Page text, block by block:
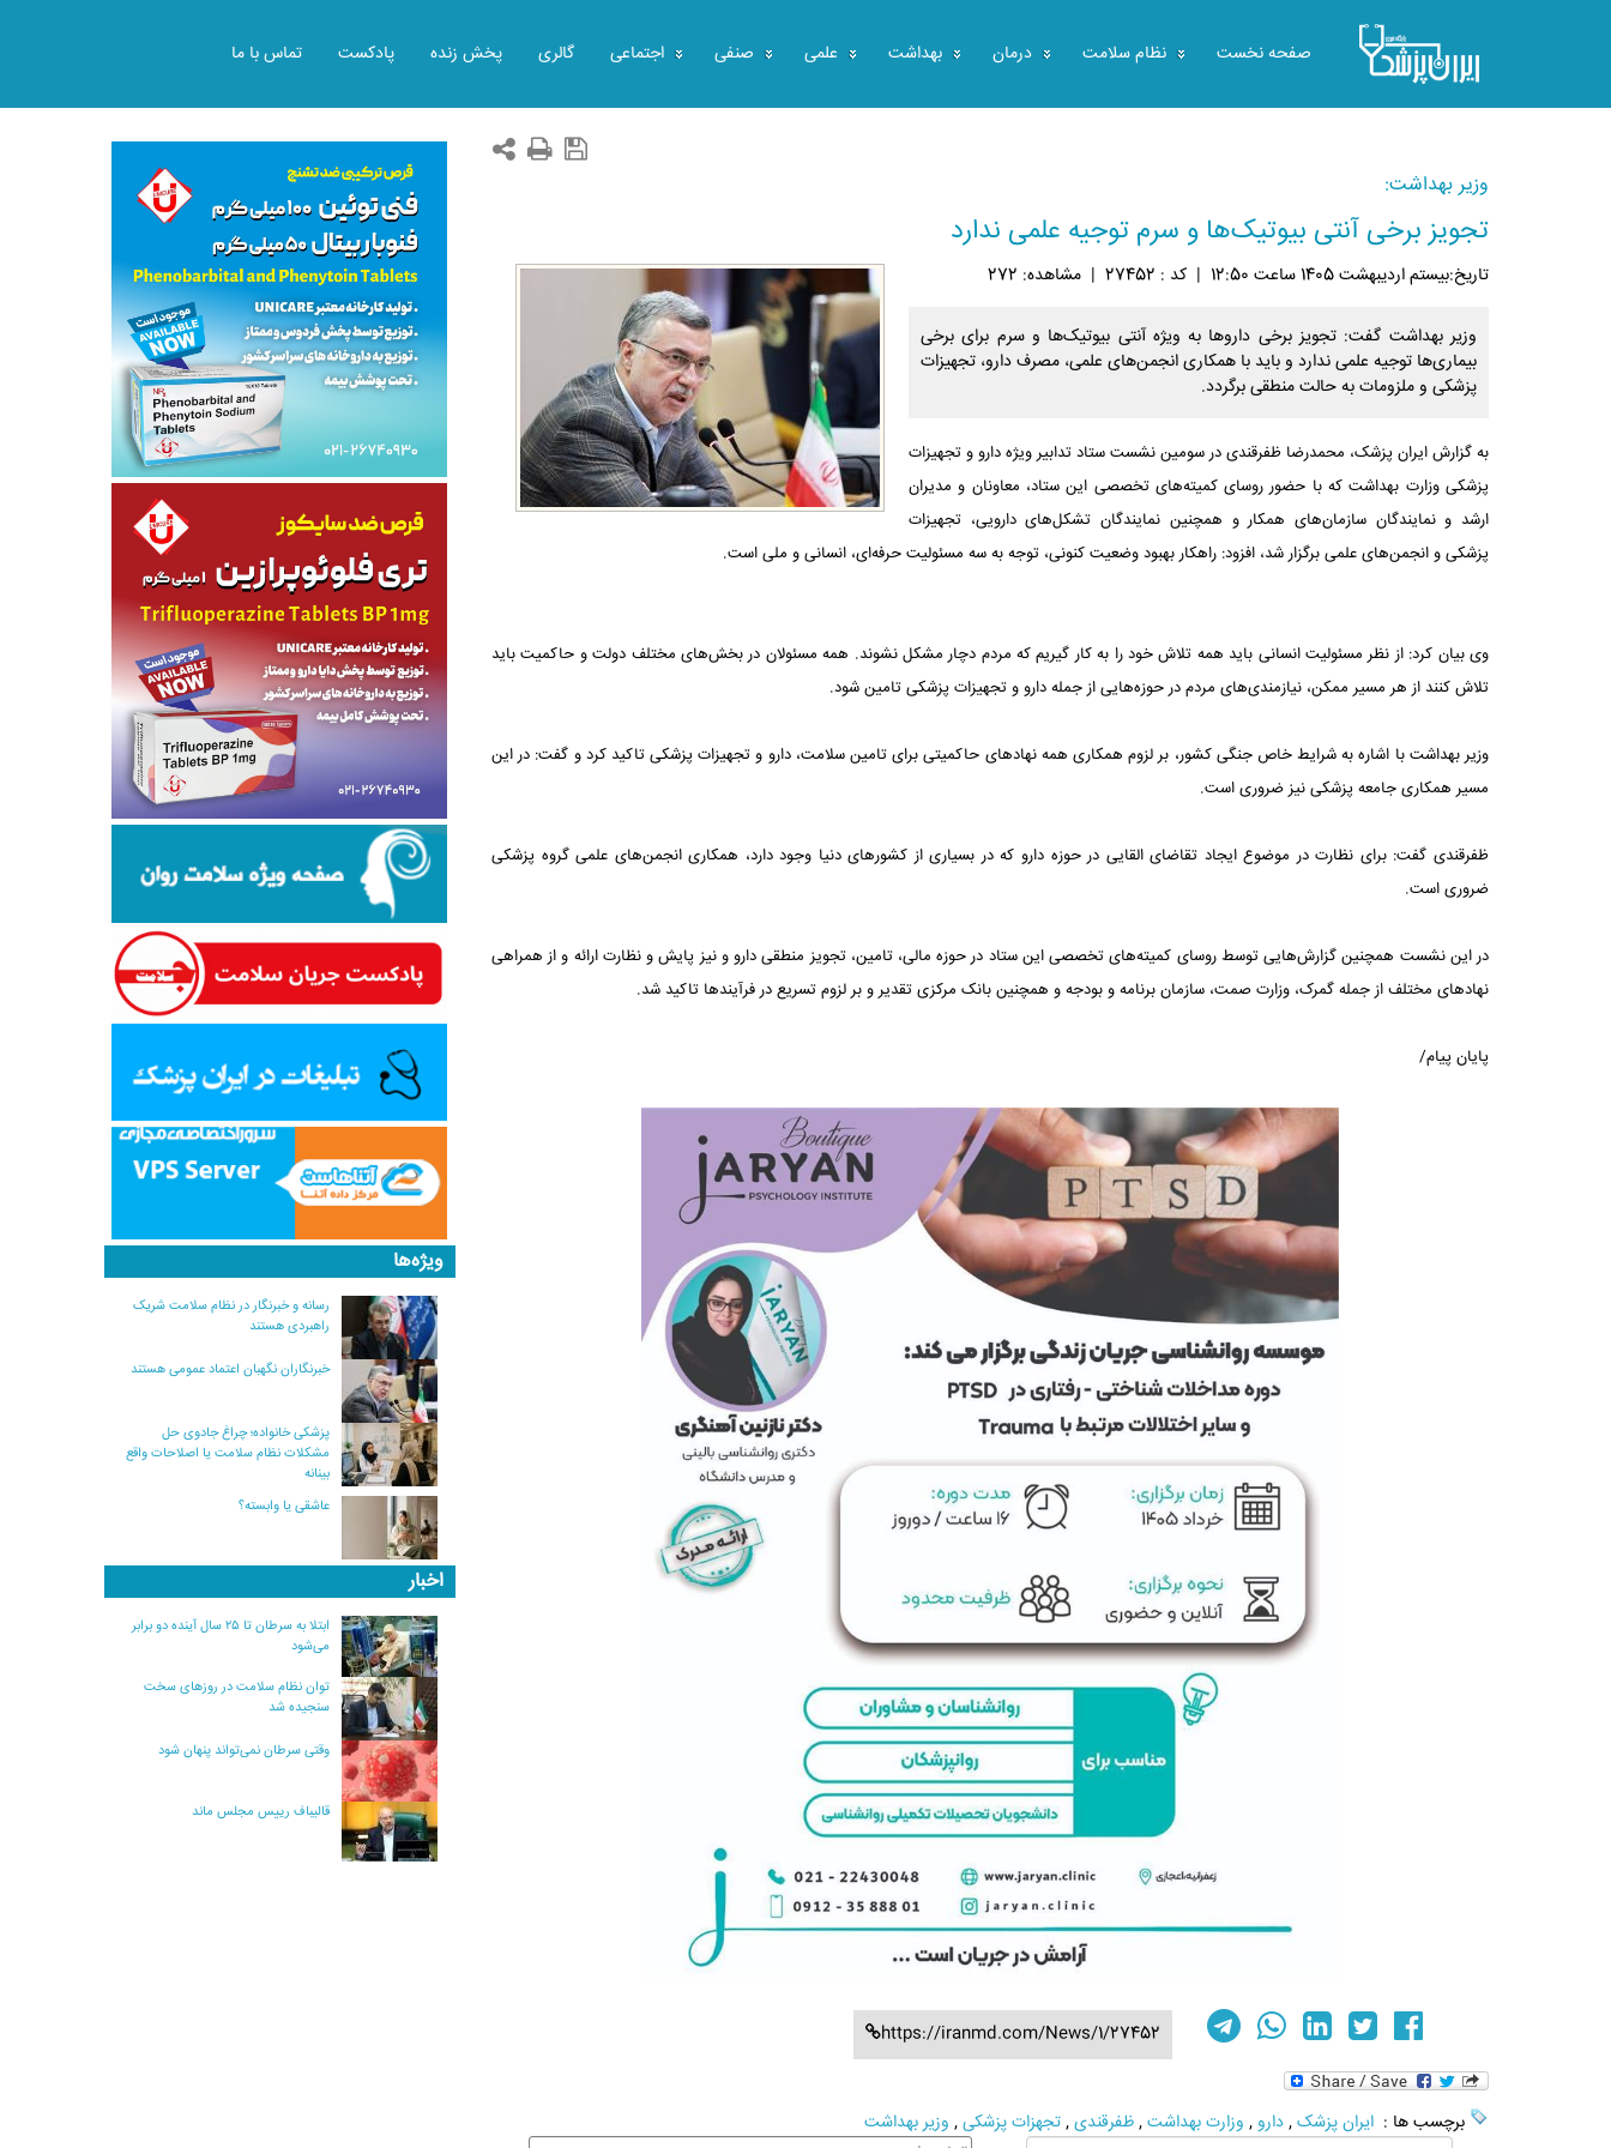
صفحه نخست نظام سلامت درمان بهداشت علمی صنفی اجتماعی گالری پخش زنده پادکست تماس با ما
وزیر بهداشت:
تجویز برخی آنتی بیوتیک‌ها و سرم توجیه علمی ندارد
تاريخ:بيستم ارديبهشت 1405 ساعت 12:50 | کد : 27452 | مشاهده: 272
وزیر بهداشت گفت: تجویز برخی داروها به ویژه آنتی بیوتیک‌ها و سرم برای برخی
بیماری‌ها توجیه علمی ندارد و باید با همکاری انجمن‌های علمی، مصرف دارو، تجهیزات
پزشکی و ملزومات به حالت منطقی برگردد.
به گزارش ایران پزشک، محمدرضا ظفرقندی در سومین نشست ستاد تدابیر ویژه دارو و تجهیزات
پزشکی وزارت بهداشت که با حضور روسای کمیته‌های تخصصی این ستاد، معاونان و مدیران
ارشد و نمایندگان سازمان‌های همکار و همچنین نمایندگان تشکل‌های دارویی، تجهیزات
پزشکی و انجمن‌های علمی برگزار شد، افزود: راهکار بهبود وضعیت کنونی، توجه به سه مسئولیت حرفه‌ای، انسانی و ملی است.
وی بیان کرد: از نظر مسئولیت انسانی باید همه تلاش خود را به کار گیریم که مردم دچار مشکل نشوند. همه مسئولان در بخش‌های مختلف دولت و حاکمیت باید
تلاش کنند از هر مسیر ممکن، نیازمندی‌های مردم در حوزه‌هایی از جمله دارو و تجهیزات پزشکی تامین شود.
وزیر بهداشت با اشاره به شرایط خاص جنگی کشور، بر لزوم همکاری همه نهادهای حاکمیتی برای تامین سلامت، دارو و تجهیزات پزشکی تاکید کرد و گفت: در این
مسیر همکاری جامعه پزشکی نیز ضروری است.
ظفرقندی گفت: برای نظارت در موضوع ایجاد تقاضای القایی در حوزه دارو که در بسیاری از کشورهای دنیا وجود دارد، همکاری انجمن‌های علمی گروه پزشکی
ضروری است.
در این نشست همچنین گزارش‌هایی توسط روسای کمیته‌های تخصصی این ستاد در حوزه مالی، تامین، تجویز منطقی دارو و نیز پایش و نظارت ارائه و از همراهی
نهادهای مختلف از جمله گمرک، وزارت صمت، سازمان برنامه و بودجه و همچنین بانک مرکزی تقدیر و بر لزوم تسریع در فرآیندها تاکید شد.
پایان پیام/
https://iranmd.com/News/1/27452
برچسب ها : ایران پزشک,دارو , وزارت بهداشت,ظفرقندی,تجهزات پزشکی, وزیر بهداشت
ویژه‌ها
رسانه و خبرنگار در نظام سلامت شریک
راهبردی هستند
خبرنگاران نگهبان اعتماد عمومی هستند
پزشکی خانواده؛ چراغ جادوی حل
مشکلات نظام سلامت یا اصلاحات واقع
بینانه
عاشقی یا وابسته؟
اخبار
ابتلا به سرطان تا ۲۵ سال آینده دو برابر
می‌شود
توان نظام سلامت در روزهای سخت
سنجیده شد
وقتی سرطان نمی‌تواند پنهان شود
قالیباف رییس مجلس ماند